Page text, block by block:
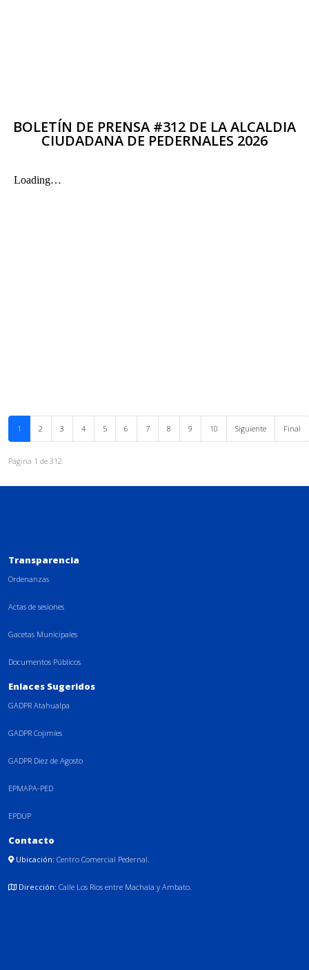
BOLETÍN DE PRENSA #312 DE LA ALCALDIA
CIUDADANA DE PEDERNALES 2026
1 2 3 4 5 6 7 8 9 10 Siguiente Final
Página 1 de 312
Transparencia
Ordenanzas
Actas de sesiones
Gacetas Municipales
Documentos Públicos
Enlaces Sugeridos
GADPR Atahualpa
GADPR Cojimíes
GADPR Diez de Agosto
EPMAPA-PED
EPDUP
Contacto
Ubicación: Centro Comercial Pedernal.
Dirección: Calle Los Ríos entre Machala y Ambato.